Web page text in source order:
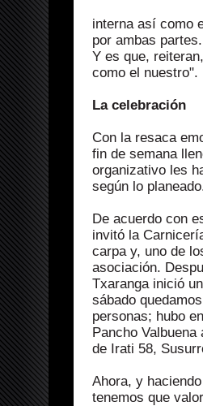
interna así como
por ambas
Y es que,
como el nuestro".
La celebración
Con la resaca
fin de semana
organizativo les
según lo
De acuerdo con
invitó la
carpa y, uno de
asociación.
Txaranga inició
sábado
personas; hubo
Pancho
de Irati 58,
Ahora, y
tenemos que